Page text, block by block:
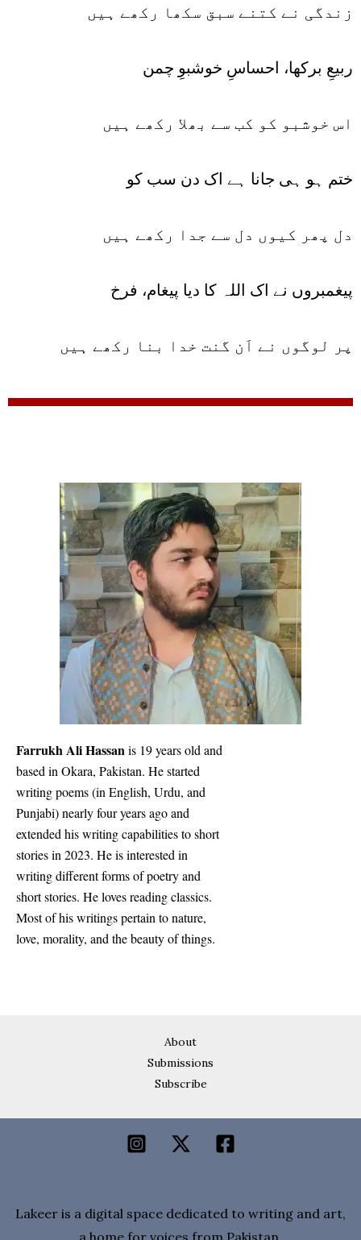
زندگی نے کتنے سبق سکھا رکھے ہیں
ربیعِ برکھا، احساسِ خوشبوِ چمن
اس خوشبو کو کب سے بھلا رکھے ہیں
ختم ہو ہی جانا ہے اک دن سب کو
دل پھر کیوں دل سے جدا رکھے ہیں
پیغمبروں نے اک اللہ کا دیا پیغام، فرخ
پر لوگوں نے اَن گنت خدا بنا رکھے ہیں
Farrukh Ali Hassanis 19 years old and
based in Okara, Pakistan. He started
writing poems (in English, Urdu, and
Punjabi) nearly four years ago and
extended his writing capabilities to short
storiesin 2023. He is interested in
writing different forms of poetry and
short stories. He loves reading classics.
Most of his writings pertain to nature,
love, morality, and the beauty of things.
About
Submissions
Subscribe
Lakeer is a digital space dedicated to writing and art,
a home for voices from Pakistan.